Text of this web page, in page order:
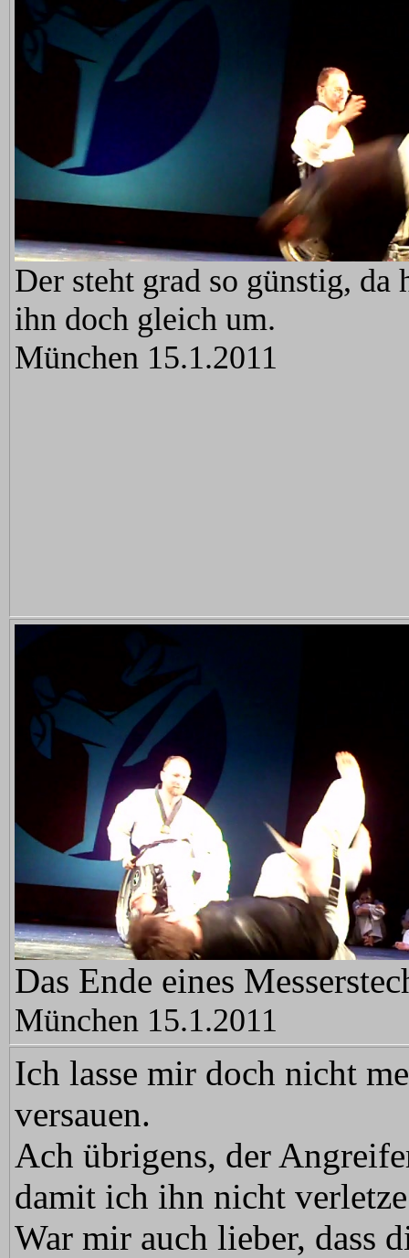
Der steht grad so günstig, da
ihn doch gleich um.
München 15.1.2011
Das Ende eines
München 15.1.2011
Ich lasse mir doch nicht
versauen.
Ach übrigens, der
damit ich ihn nicht
War mir auch lieber, dass